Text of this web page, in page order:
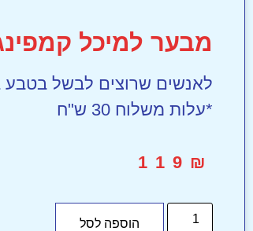
מבער למיכל
לאנשים שרוצים לבשל בטבע
*עלות משלוח 30 ש"ח
119 ₪
הוספה לסל